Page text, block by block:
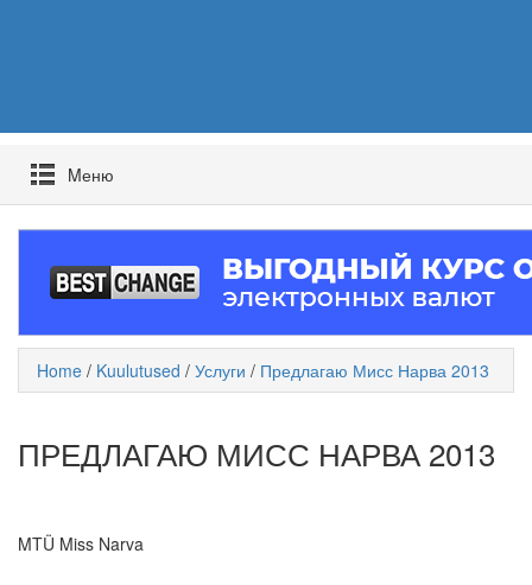
Mеню
Home / Kuulutused / Услуги / Предлагаю Мисс Нарва 2013
ПРЕДЛАГАЮ МИСС НАРВА 2013
MTÜ Miss Narva